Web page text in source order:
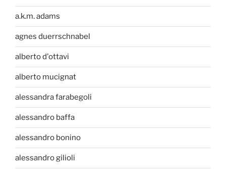
a.k.m. adams
agnes duerrschnabel
alberto d'ottavi
alberto mucignat
alessandra farabegoli
alessandro baffa
alessandro bonino
alessandro gilioli